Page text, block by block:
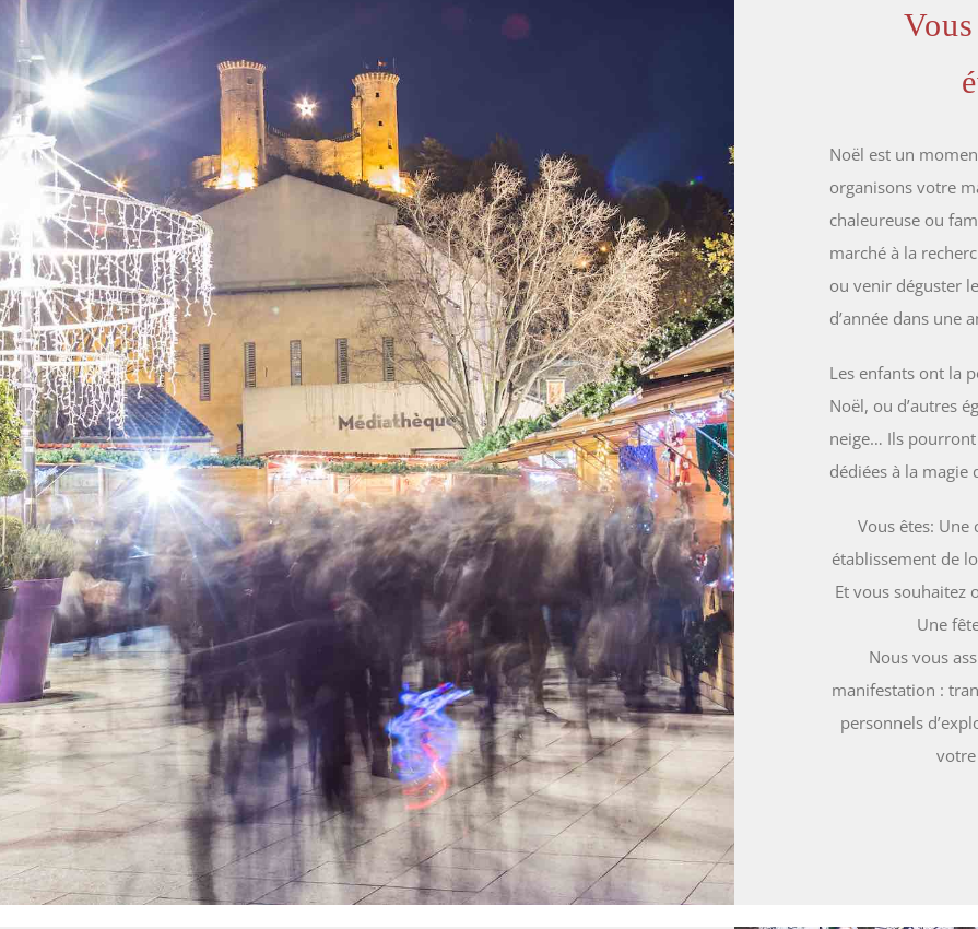
Noël est un
organisons votre
chaleureuse ou
marché à la
ou venir déguster
d’année dans une
Les enfants ont la
Noël, ou d’autres
neige… Ils
dédiées à la magie
Vous êtes:
établissement de
Et vous souhaitez
Une
Nous vous
manifestation :
personnels